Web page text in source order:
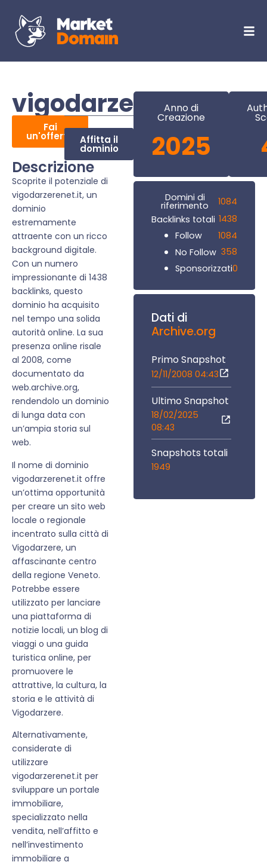
vigodarzerenet.it
Fai
un'offerta Affitta il
dominio
Descrizione
Scoprite il potenziale di
vigodarzerenet.it, un
dominio
estremamente
attraente con un ricco
background digitale.
Con un numero
impressionante di 1438
backlinks, questo
dominio ha acquisito
nel tempo una solida
autorità online. La sua
presenza online risale
al 2008, come
documentato da
web.archive.org,
rendendolo un dominio
di lunga data con
un’ampia storia sul
web.
Il nome di dominio
vigodarzerenet.it offre
un’ottima opportunità
per creare un sito web
locale o regionale
incentrato sulla città di
Vigodarzere, un
affascinante centro
della regione Veneto.
Potrebbe essere
utilizzato per lanciare
una piattaforma di
notizie locali, un blog di
viaggi o una guida
turistica online, per
promuovere le
attrattive, la cultura, la
storia e le attività di
Vigodarzere.
Alternativamente,
considerate di
utilizzare
vigodarzerenet.it per
sviluppare un portale
immobiliare,
specializzato nella
vendita, nell’affitto e
nell’investimento
immobiliare a
Anno di
Creazione
2025
Domini di
riferimento
1084
Backlinks totali 1438
Follow
1084
No Follow 358
Sponsorizzati0
Dati di
Archive.org
Primo Snapshot
12/11/2008 04:43
Ultimo Snapshot
18/02/2025
08:43
Snapshots totali
1949